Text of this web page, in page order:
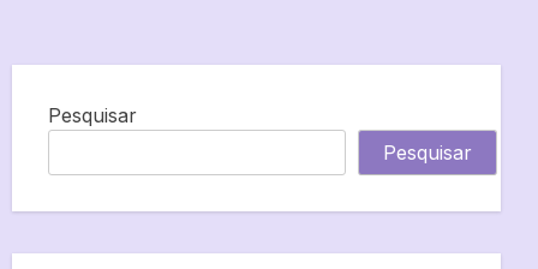
Pesquisar
Pesquisar